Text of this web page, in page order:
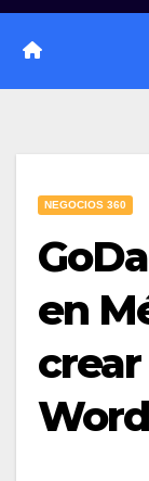
NEGOCIOS 360
en